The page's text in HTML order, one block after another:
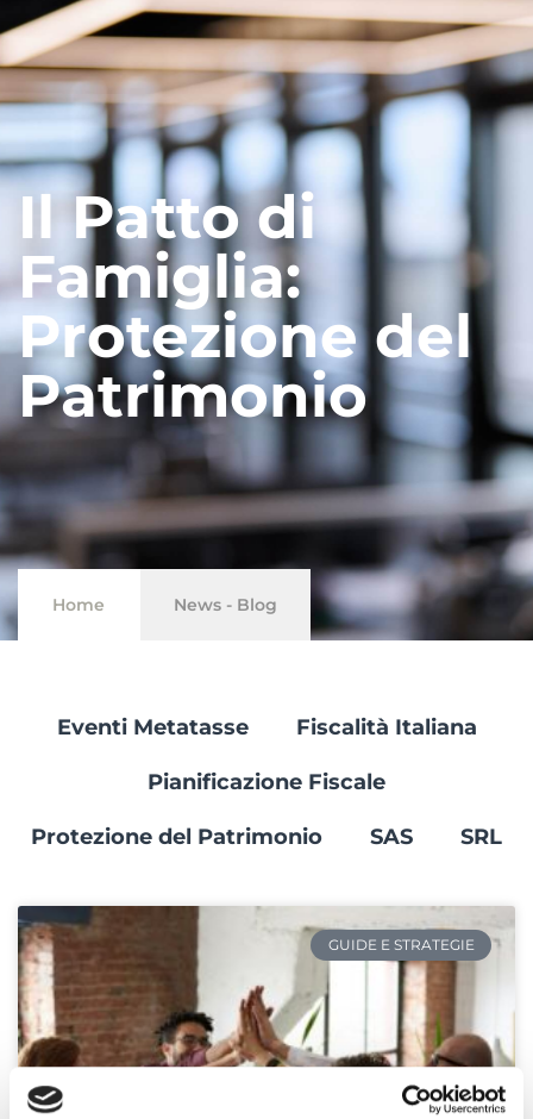
Il Patto di
Famiglia:
Protezione del
Patrimonio
Home News - Blog
Eventi Metatasse Fiscalità Italiana
Pianificazione Fiscale
Protezione del Patrimonio SAS SRL
GUIDE E STRATEGIE